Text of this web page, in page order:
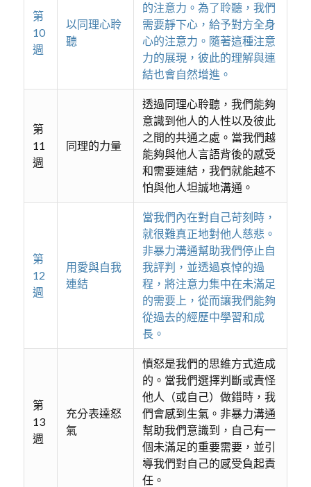
第
10
週
以同理心聆
聽
的注意力。為了聆聽，我們
需要靜下心，給予對方全身
心的注意力。隨著這種注意
力的展現，彼此的理解與連
結也會自然增進。
第
11
週
同理的力量
透過同理心聆聽，我們能夠
意識到他人的人性以及彼此
之間的共通之處。當我們越
能夠與他人言語背後的感受
和需要連結，我們就能越不
怕與他人坦誠地溝通。
第
12
週
用愛與自我
連結
當我們內在對自己苛刻時，
就很難真正地對他人慈悲。
非暴力溝通幫助我們停止自
我評判，並透過哀悼的過
程，將注意力集中在未滿足
的需要上，從而讓我們能夠
從過去的經歷中學習和成
長。
第
13
週
充分表達怒
氣
憤怒是我們的思維方式造成
的。當我們選擇判斷或責怪
他人（或自己）做錯時，我
們會感到生氣。非暴力溝通
幫助我們意識到，自己有一
個未滿足的重要需要，並引
導我們對自己的感受負起責
任。